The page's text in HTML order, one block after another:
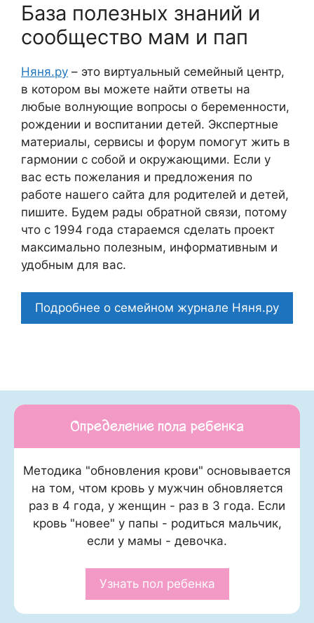
База полезных знаний и
сообщество мам и пап
Няня.ру – это виртуальный семейный центр,
в котором вы можете найти ответы на
любые волнующие вопросы о беременности,
рождении и воспитании детей. Экспертные
материалы, сервисы и форум помогут жить в
гармонии с собой и окружающими. Если у
вас есть пожелания и предложения по
работе нашего сайта для родителей и детей,
пишите. Будем рады обратной связи, потому
что c 1994 года стараемся сделать проект
максимально полезным, информативным и
удобным для вас.
Подробнее о семейном журнале Няня.ру
Определение пола ребенка
Методика "обновления крови" основывается
на том, чтом кровь у мужчин обновляется
раз в 4 года, у женщин - раз в 3 года. Если
кровь "новее" у папы - родиться мальчик,
если у мамы - девочка.
Узнать пол ребенка